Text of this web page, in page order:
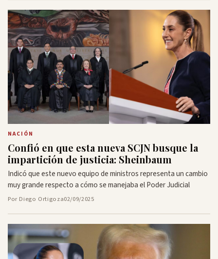
NACIÓN
Confió en que esta nueva SCJN busque la
impartición de justicia: Sheinbaum
Indicó que este nuevo equipo de ministros representa un cambio
muy grande respecto a cómo se manejaba el Poder Judicial
Por Diego Ortigoza02/09/2025